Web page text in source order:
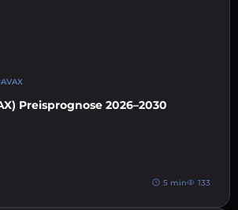
Preisprognose 2026–2030
5 min 133